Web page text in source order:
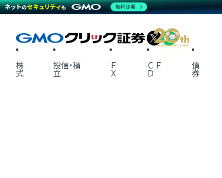
X
株
式
投信・積
立
Ｆ
Ｘ
ＣＦ
Ｄ
債
券
無料診断